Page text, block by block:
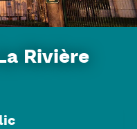
Rivière